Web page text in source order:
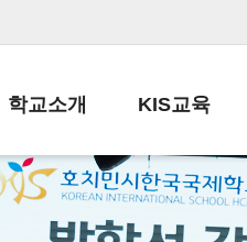
학교소개
학교장인사말
KIS교육
교육목표